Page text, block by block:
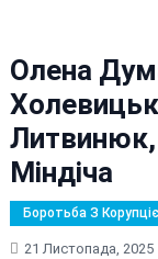
Олена
Литвинюк,
Міндіча
Боротьба З
21 Листопада, 2025